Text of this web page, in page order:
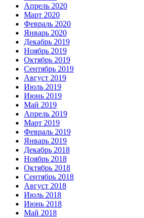
Апрель 2020
Март 2020
Февраль 2020
Январь 2020
Декабрь 2019
Ноябрь 2019
Октябрь 2019
Сентябрь 2019
Август 2019
Июль 2019
Июнь 2019
Май 2019
Апрель 2019
Март 2019
Февраль 2019
Январь 2019
Декабрь 2018
Ноябрь 2018
Октябрь 2018
Сентябрь 2018
Август 2018
Июль 2018
Июнь 2018
Май 2018